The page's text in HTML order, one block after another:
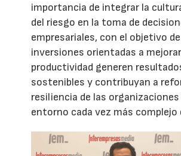
importancia de integrar la
del riesgo en la toma de
empresariales, con el objetivo
inversiones orientadas a
productividad generen
sostenibles y contribuyan a
resiliencia de las organizaciones
entorno cada vez más complejo